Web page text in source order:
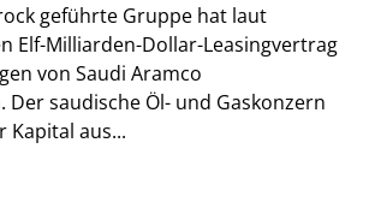
geführte Gruppe hat laut
Elf-Milliarden-Dollar-Leasingvertrag
von Saudi Aramco
Der saudische Öl- und Gaskonzern
Kapital aus...